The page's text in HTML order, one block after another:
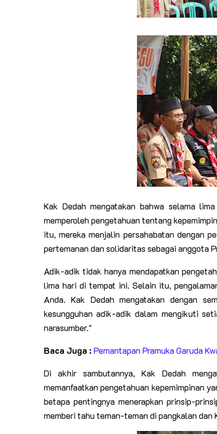
Kak Dedah mengatakan bahwa selama
memperoleh pengetahuan tentang
itu, mereka menjalin persahabatan dengan
pertemanan dan solidaritas sebagai anggota
Adik-adik tidak hanya mendapatkan
lima hari di tempat ini. Selain itu,
Anda. Kak Dedah mengatakan dengan
kesungguhan adik-adik dalam mengikuti
narasumber."
Baca Juga : Pemantapan Pramuka Garuda
Di akhir sambutannya, Kak Dedah
memanfaatkan pengetahuan kepemimpinan
betapa pentingnya menerapkan prinsip-
memberi tahu teman-teman di pangkalan dan